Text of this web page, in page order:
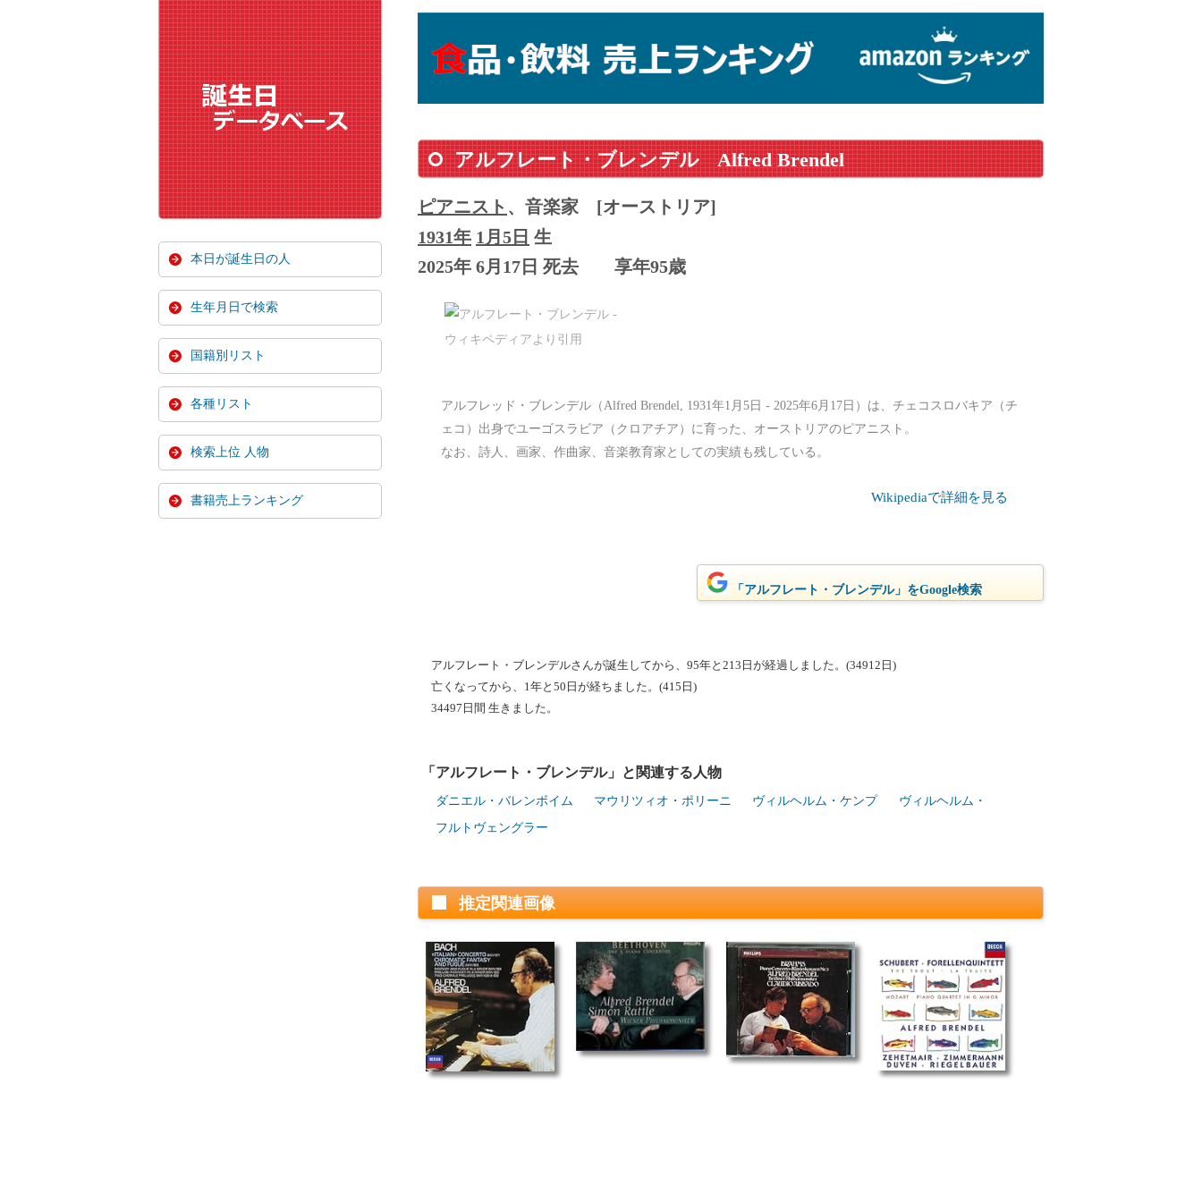
アルフレート・ブレンデル Alfred Brendel
ピアニスト 、音楽家
[オーストリア]
1931年 1月5日 生
2025年 6月17日 死去
享年95歳
アルフレッド・ブレンデル（Alfred Brendel, 1931年1月5日 - 2025年6月17日）は、チェコスロバキア（チ
ェコ）出身でユーゴスラビア（クロアチア）に育った、オーストリアのピアニスト。
なお、詩人、画家、作曲家、音楽教育家としての実績も残している。
Wikipediaで詳細を見る
「アルフレート・ブレンデル」をGoogle検索
アルフレート・ブレンデルさんが誕生してから、95年と213日が経過しました。(34912日)
亡くなってから、1年と50日が経ちました。(415日)
34497日間 生きました。
「アルフレート・ブレンデル」と関連する人物
ダニエル・バレンボイム マウリツィオ・ポリーニ ヴィルヘルム・ケンプ
ヴィルヘルム・
フルトヴェングラー
推定関連画像
本日が誕生日の人
生年月日で検索
国籍別リスト
各種リスト
検索上位 人物
書籍売上ランキング